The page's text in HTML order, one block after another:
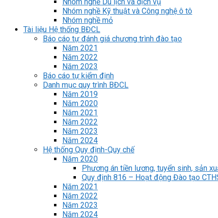
Nhóm nghề Kỹ thuật và Công nghệ ô tô
Nhóm nghề mỏ
Tài liệu Hệ thống BĐCL
Báo cáo tự đánh giá chương trình đào tạo
Năm 2021
Năm 2022
Năm 2023
Báo cáo tự kiểm định
Danh mục quy trình BĐCL
Năm 2019
Năm 2020
Năm 2021
Năm 2022
Năm 2023
Năm 2024
Hệ thống Quy định-Quy chế
Năm 2020
Phương án tiền lương, tuyển sinh, sản
Quy định 816 – Hoạt động Đào tạo
Năm 2021
Năm 2022
Năm 2023
Năm 2024